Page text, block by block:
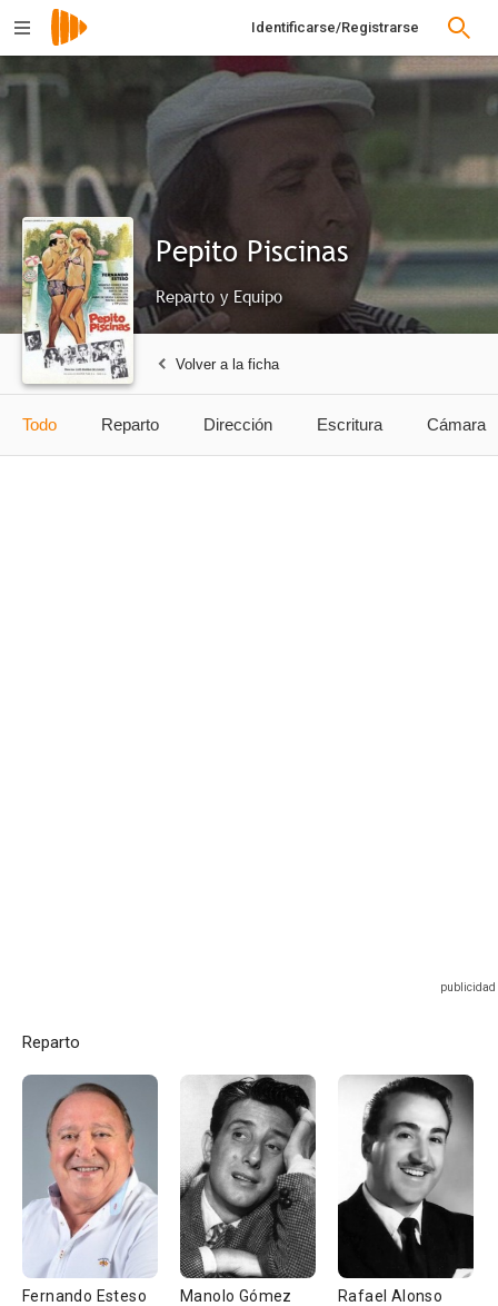
Identificarse/Registrarse
Pepito Piscinas
Reparto y Equipo
Volver a la ficha
Todo Reparto Dirección Escritura Cámara
Reparto
Fernando Esteso
Manolo Gómez
Rafael Alonso